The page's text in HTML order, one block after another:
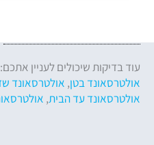
עוד בדיקות שיכולים לעניין אתכם:
אולטרסאונד בטן, אולטרסאונד
אולטרסאונד עד הבית,